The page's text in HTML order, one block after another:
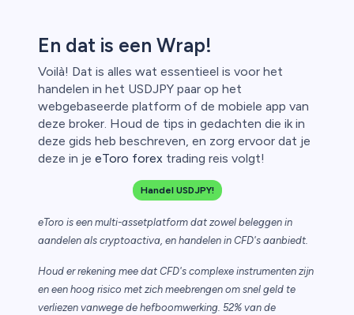
En dat is een Wrap!
Voilà! Dat is alles wat essentieel is voor het
handelen in het USDJPY paar op het
webgebaseerde platform of de mobiele app van
deze broker. Houd de tips in gedachten die ik in
deze gids heb beschreven, en zorg ervoor dat je
deze in je eToro forex trading reis volgt!
Handel USDJPY!
eToro is een multi-assetplatform dat zowel beleggen in
aandelen als cryptoactiva, en handelen in CFD's aanbiedt.
Houd er rekening mee dat CFD's complexe instrumenten zijn
en een hoog risico met zich meebrengen om snel geld te
verliezen vanwege de hefboomwerking. 52% van de